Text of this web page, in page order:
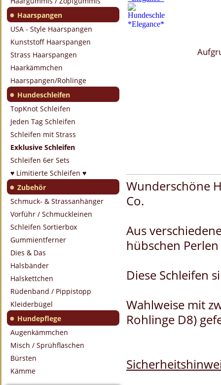
● Haarspangen
USA - Style Haarspangen
Kunststoff Haarspangen
Strass Haarspangen
Haarkämmchen
Haarspangen/Rohlinge
● Hundeschleifen
TopKnot Schleifen
Jeden Tag Schleifen
Schleifen mit Strass
Exklusive Schleifen
Schleifen 6er Sets
♥ Limitierte Schleifen ♥
● Zubehör
Schmuck- & Strassanhänger
Vorführ / Schmuckleinen
Schleifen Sortierbox
Gummientferner
Dies & Das
Halsbänder
Halskettchen
Rüdenband / Pippistopp
Kleiderbügel
● Hundepflege
Augenkämmchen
Misch / Sprühflaschen
Bürsten
Kämme
Wunderschöne
Co.
Aus
hübschen
Diese Schleifen
Wahlweise mit
Rohlinge D8)